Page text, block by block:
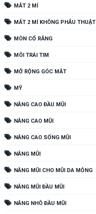
MẮT 2 MÍ
MẮT 2 MÍ KHÔNG PHẪU THUẬT
MÒN CỔ RĂNG
MÔI TRÁI TIM
MỞ RỘNG GÓC MẮT
MỸ
NÂNG CAO ĐẦU MŨI
NÂNG CAO MŨI
NÂNG CAO SỐNG MŨI
NÂNG MŨI
NÂNG MŨI CHO MŨI DA MỎNG
NÂNG MŨI ĐẦU MŨI
NÂNG NHÔ ĐẦU MŨI